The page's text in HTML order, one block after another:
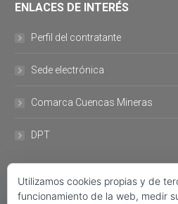
ENLACES DE INTERÉS
Perfil del contratante
Sede electrónica
Comarca Cuencas Mineras
DPT
DATOS DE CONTACTO
Utilizamos cookies propias y de
funcionamiento de la web, medir